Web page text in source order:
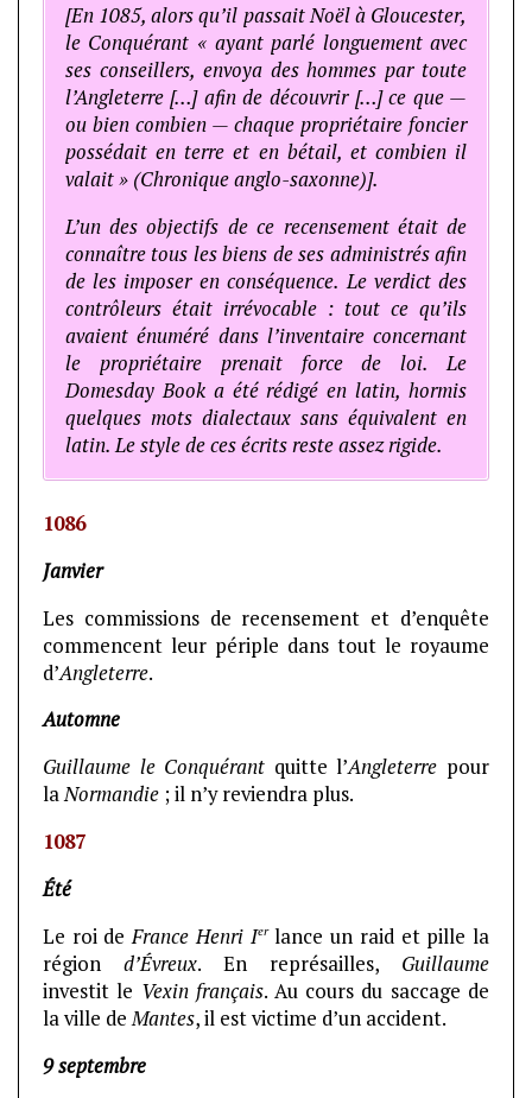
[En 1085, alors qu’il passait Noël à Gloucester,
le Conquérant « ayant parlé longuement avec
ses conseillers, envoya des hommes par toute
l’Angleterre […] afin de découvrir […] ce que —
ou bien combien — chaque propriétaire foncier
possédait en terre et en bétail, et combien il
valait » (Chronique anglo-saxonne)].
L’un des objectifs de ce recensement était de
connaître tous les biens de ses administrés afin
de les imposer en conséquence. Le verdict des
contrôleurs était irrévocable : tout ce qu’ils
avaient énuméré dans l’inventaire concernant
le propriétaire prenait force de loi. Le
Domesday Book a été rédigé en latin, hormis
quelques mots dialectaux sans équivalent en
latin. Le style de ces écrits reste assez rigide.
1086
Janvier
Les commissions de recensement et d’enquête
commencent leur périple dans tout le royaume
d’Angleterre.
Automne
Guillaume le Conquérant quitte l’Angleterre pour
laNormandie ; il n’y reviendra plus.
1087
Été
Le roi deFrance Henri Ierlance un raid et pille la
régiond’Évreux. En représailles, Guillaume
investit le Vexin français. Au cours du saccage de
la ville deMantes, il est victime d’un accident.
9 septembre